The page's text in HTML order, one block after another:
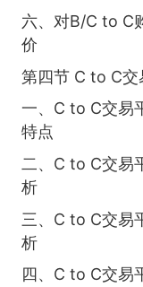
六、对B/C to C
价
第四节 C to C交
一、C to C交易
特点
二、C to C交易
析
三、C to C交易
析
四、C to C交易